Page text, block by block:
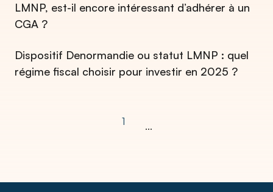
LMNP, est-il encore intéressant d’adhérer à un
CGA ?
Dispositif Denormandie ou statut LMNP : quel
régime fiscal choisir pour investir en 2025 ?
1 ...